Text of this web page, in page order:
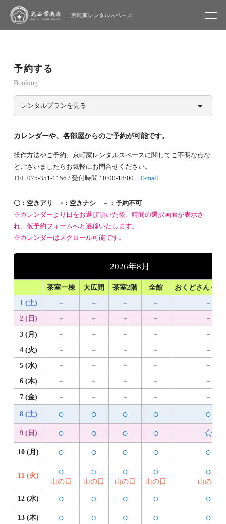
大西常商店
京町家レンタルスペース
予約する
Booking
レンタルプランを見る
カレンダーや、各部屋からのご予約が可能です。
操作方法やご予約、京町家レンタルスペースに関してご不明な点な
どございましたらお気軽にお問合せください。
TEL 075-351-1156 / 受付時間 10:00-18:00 E-mail
〇：空きアリ ×：空きナシ －：予約不可
※カレンダーより日をお選び頂いた後、時間の選択画面が表示さ
れ、仮予約フォームへと遷移いたします。
※カレンダーはスクロール可能です。
2026年8月
茶室一棟 大広間 茶室2階 全館
おくどさん＋1
1 (土)
－ － － －
－
2 (日)
－ － － －
－
3 (月)
－ － － －
－
4 (火)
－ － － －
－
5 (水)
－ － － －
－
6 (木)
－ － － －
－
7 (金)
－ － － － －
8 (土) ○ ○ ○ ○ ○
9 (日) ○ ○ ○ ○ ☆
10 (月) ○ ○ ○ ○ ○
11 (火) ○
山の日
○
山の日
○
山の日
○
山の日
○
山の日
12 (水) ○ ○ ○ ○ ○
13 (木) ○ ○ ○ ○ ○